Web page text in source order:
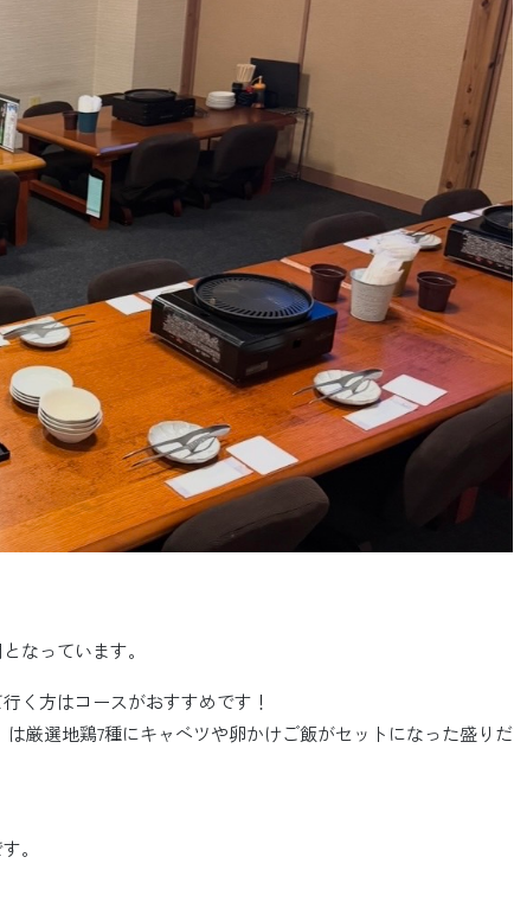
なっています。
く方はコースがおすすめです！
厳選地鶏7種にキャベツや卵かけご飯がセットになった盛りだ
。